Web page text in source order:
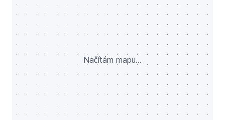
Načítám mapu...